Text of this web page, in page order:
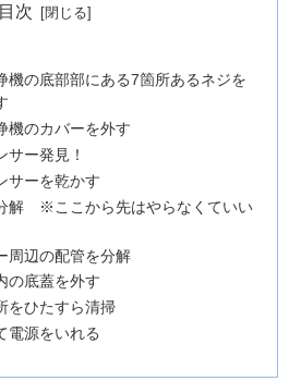
目次
機の底部部にある7箇所あるネジを
機のカバーを外す
サー発見！
サーを乾かす
解 ※ここから先はやらなくていい
周辺の配管を分解
の底蓋を外す
をひたすら清掃
電源をいれる